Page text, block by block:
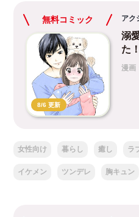
無料コミック
8/6 更新
アク
溺
た
漫画
女性向け 暮らし 癒し ラ
イケメン ツンデレ 胸キュン